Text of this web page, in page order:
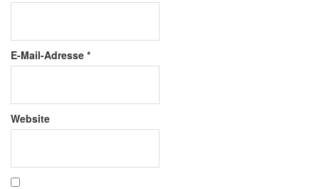
E-Mail-Adresse *
Website